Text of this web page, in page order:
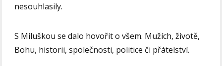
nesouhlasily.
S Miluškou se dalo hovořit o všem. Mužích, životě,
Bohu, historii, společnosti, politice či přátelství.